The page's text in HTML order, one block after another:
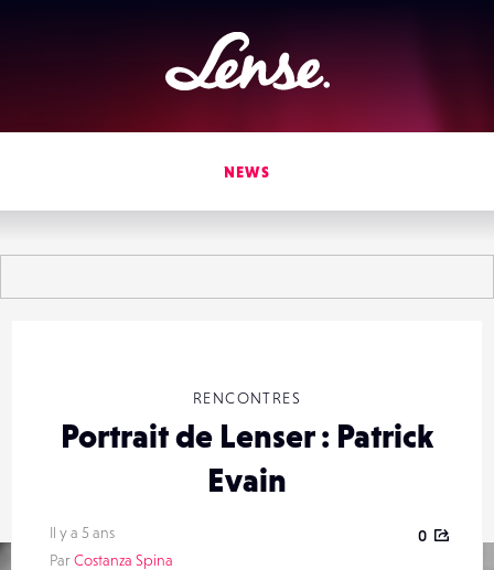
Lense
NEWS
RENCONTRES
Portrait de Lenser : Patrick
Evain
Il y a 5 ans
ParCostanza Spina
0